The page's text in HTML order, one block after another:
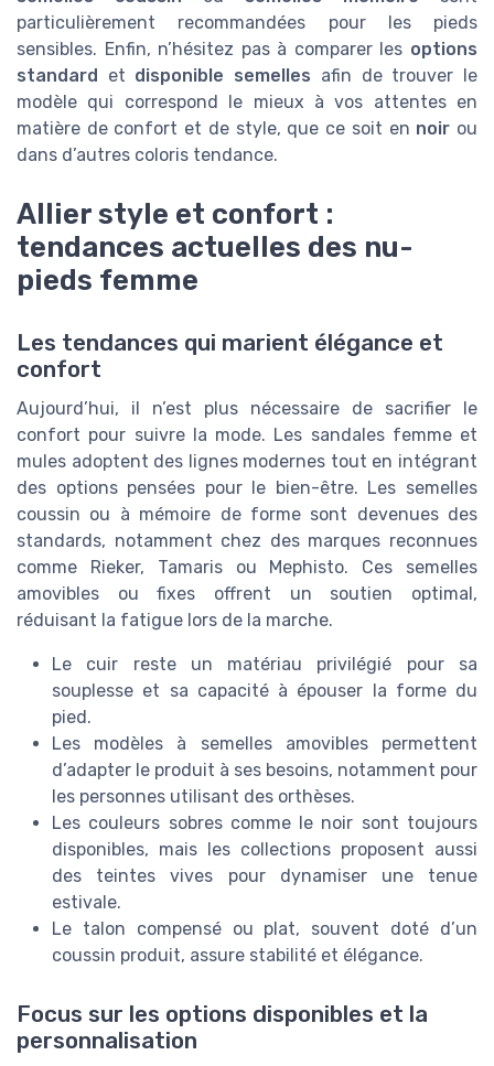
particulièrement recommandées pour les pieds
sensibles. Enfin, n’hésitez pas à comparer les options
standard
et disponible semelles afin de trouver le
modèle qui correspond le mieux à vos attentes en
matière de confort et de style, que ce soit en noir ou
dans d’autres coloris tendance.
Allier style et confort :
tendances actuelles des nu-
pieds femme
Les tendances qui marient élégance et
confort
Aujourd’hui, il n’est plus nécessaire de sacrifier le
confort pour suivre la mode. Les sandales femme et
mules adoptent des lignes modernes tout en intégrant
des options pensées pour le bien-être. Les semelles
coussin ou à mémoire de forme sont devenues des
standards, notamment chez des marques reconnues
comme Rieker, Tamaris ou Mephisto. Ces semelles
amovibles ou fixes offrent un soutien optimal,
réduisant la fatigue lors de la marche.
Le cuir reste un matériau privilégié pour sa
souplesse et sa capacité à épouser la forme du
pied.
Les modèles à semelles amovibles permettent
d’adapter le produit à ses besoins, notamment pour
les personnes utilisant des orthèses.
Les couleurs sobres comme le noir sont toujours
disponibles, mais les collections proposent aussi
des teintes vives pour dynamiser une tenue
estivale.
Le talon compensé ou plat, souvent doté d’un
coussin produit, assure stabilité et élégance.
Focus sur les options disponibles et la
personnalisation